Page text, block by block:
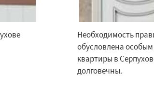
Необходимость
обусловлена
квартиры в
долговечны.